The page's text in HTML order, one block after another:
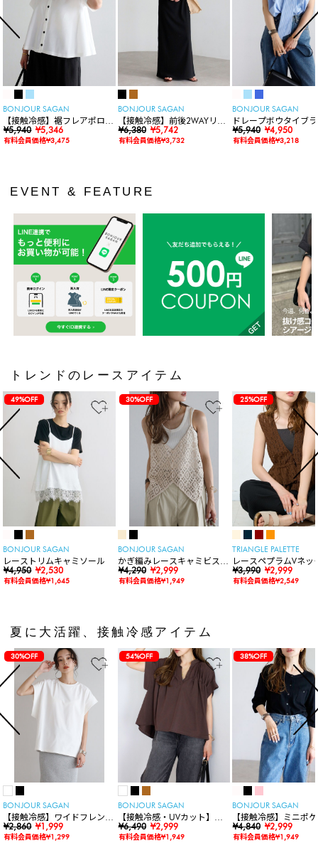
BONJOUR SAGAN
【接触冷感】裾フレアポロシ
ャツ
¥5,940 ¥5,346
有料会員価格¥3,475
BONJOUR SAGAN
【接触冷感】前後2WAYリブ
カットワンピース
¥6,380 ¥5,742
有料会員価格¥3,732
BONJOUR SAGAN
ドレープボウタイブ
ス
¥5,940 ¥4,950
有料会員価格¥3,218
EVENT & FEATURE
トレンドのレースアイテム
49%OFF
BONJOUR SAGAN
レーストリムキャミソール
¥4,950 ¥2,530
有料会員価格¥1,645
30%OFF
BONJOUR SAGAN
かぎ編みレースキャミビスチ
ェ
¥4,290 ¥2,999
有料会員価格¥1,949
25%OFF
TRIANGLE PALETTE
レースペプラムVネッ
ト
¥3,990 ¥2,999
有料会員価格¥2,549
夏に大活躍、接触冷感アイテム
30%OFF
BONJOUR SAGAN
【接触冷感】ワイドフレンチ
スリーブTシャツ
¥2,860 ¥1,999
有料会員価格¥1,299
54%OFF
BONJOUR SAGAN
【接触冷感・UVカット】シ
ャーリングスキッパートップ
ス
¥6,490 ¥2,999
有料会員価格¥1,949
38%OFF
BONJOUR SAGAN
【接触冷感】ミニポ
袖ニットカーディガン
¥4,840 ¥2,999
有料会員価格¥1,949